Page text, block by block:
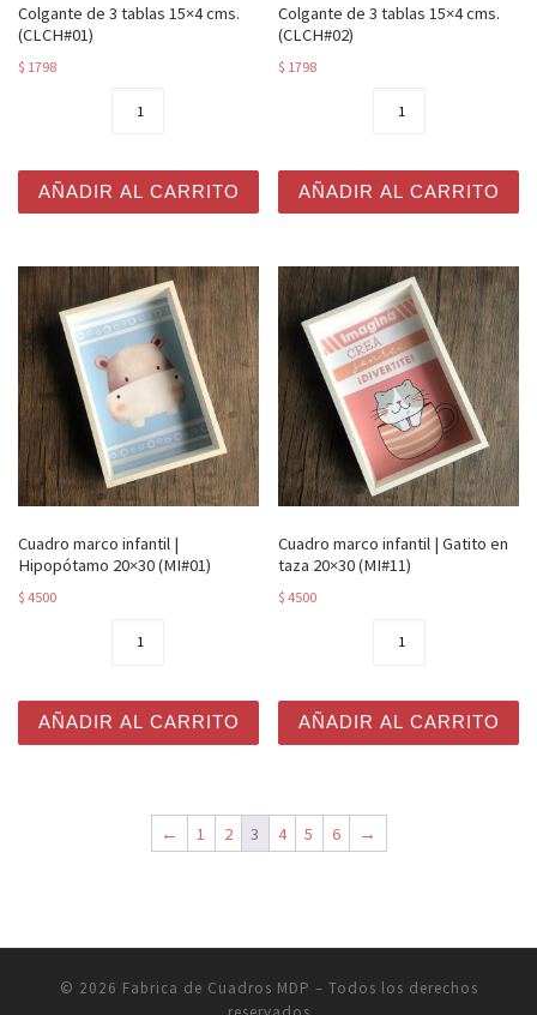
Colgante de 3 tablas 15×4 cms.
(CLCH#01)
$ 1798
AÑADIR AL CARRITO
Colgante de 3 tablas 15×4 cms.
(CLCH#02)
$ 1798
AÑADIR AL CARRITO
Cuadro marco infantil |
Hipopótamo 20×30 (MI#01)
$ 4500
AÑADIR AL CARRITO
Cuadro marco infantil | Gatito en
taza 20×30 (MI#11)
$ 4500
AÑADIR AL CARRITO
← 1 2 3 4 5 6 →
© 2026 Fabrica de Cuadros MDP – Todos los derechos